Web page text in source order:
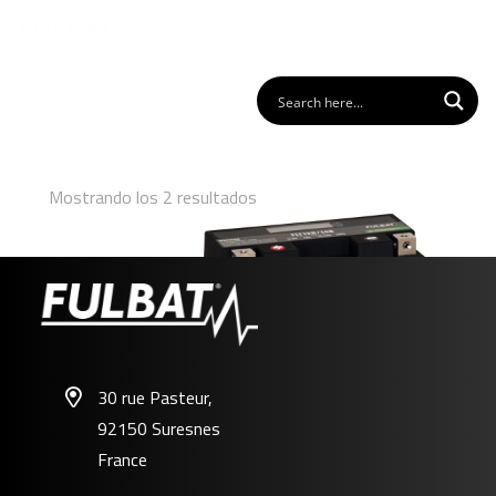
Mostrando los 2 resultados
30 rue Pasteur,
92150 Suresnes
France